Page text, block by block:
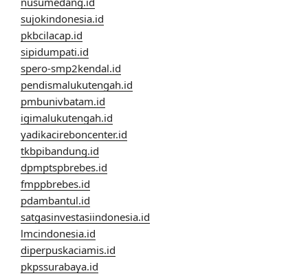
sujokindonesia.id
pkbcilacap.id
sipidumpati.id
spero-smp2kendal.id
pendismalukutengah.id
pmbunivbatam.id
igimalukutengah.id
yadikacireboncenter.id
tkbpibandung.id
dpmptspbrebes.id
fmppbrebes.id
pdambantul.id
satgasinvestasiindonesia.id
lmcindonesia.id
diperpuskaciamis.id
pkpssurabaya.id